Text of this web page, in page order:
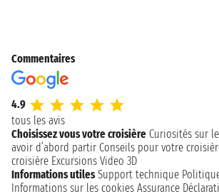
Commentaires
4.9
tous les avis
Choisissez vous votre croisière Curiosités sur
avoir d’abord partir Conseils pour votre
croisière Excursions Video 3D
Informations utiles Support technique
Informations sur les cookies Assurance